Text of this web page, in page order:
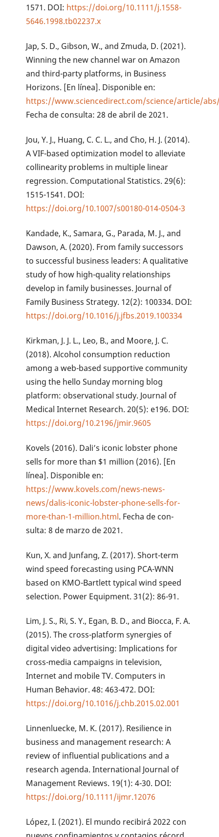
1571. DOI: https://doi.org/10.1111/j.1558-
5646.1998.tb02237.x
Jap, S. D., Gibson, W., and Zmuda, D. (2021).
Winning the new channel war on Amazon
and third-party platforms, in Business
Horizons. [En línea]. Disponible en:
https://www.sciencedirect.com/science/article/
Fecha de consulta: 28 de abril de 2021.
Jou, Y. J., Huang, C. C. L., and Cho, H. J. (2014).
A VIF-based optimization model to alleviate
collinearity problems in multiple linear
regression. Computational Statistics. 29(6):
1515-1541. DOI:
https://doi.org/10.1007/s00180-014-0504-3
Kandade, K., Samara, G., Parada, M. J., and
Dawson, A. (2020). From family successors
to successful business leaders: A qualitative
study of how high-quality relationships
develop in family businesses. Journal of
Family Business Strategy. 12(2): 100334. DOI:
https://doi.org/10.1016/j.jfbs.2019.100334
Kirkman, J. J. L., Leo, B., and Moore, J. C.
(2018). Alcohol consumption reduction
among a web-based supportive community
using the hello Sunday morning blog
platform: observational study. Journal of
Medical Internet Research. 20(5): e196. DOI:
https://doi.org/10.2196/jmir.9605
Kovels (2016). Dali’s iconic lobster phone
sells for more than $1 million (2016). [En
línea]. Disponible en:
https://www.kovels.com/news-news-
news/dalis-iconic-lobster-phone-sells-for-
more-than-1-million.html. Fecha de con-
sulta: 8 de marzo de 2021.
Kun, X. and Junfang, Z. (2017). Short-term
wind speed forecasting using PCA-WNN
based on KMO-Bartlett typical wind speed
selection. Power Equipment. 31(2): 86-91.
Lim, J. S., Ri, S. Y., Egan, B. D., and Biocca, F. A.
(2015). The cross-platform synergies of
digital video advertising: Implications for
cross-media campaigns in television,
Internet and mobile TV. Computers in
Human Behavior. 48: 463-472. DOI:
https://doi.org/10.1016/j.chb.2015.02.001
Linnenluecke, M. K. (2017). Resilience in
business and management research: A
review of influential publications and a
research agenda. International Journal of
Management Reviews. 19(1): 4-30. DOI:
https://doi.org/10.1111/ijmr.12076
López, I. (2021). El mundo recibirá 2022 con